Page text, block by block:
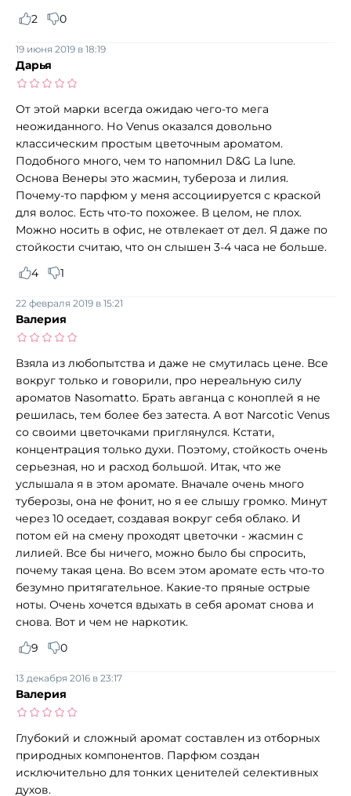
2
0
Дарья
19 июня 2019 в 18:19
От этой марки всегда ожидаю чего-то мега
неожиданного. Но Venus оказался довольно
классическим простым цветочным ароматом.
Подобного много, чем то напомнил D&G La lune.
Основа Венеры это жасмин, тубероза и лилия.
Почему-то парфюм у меня ассоциируется с краской
для волос. Есть что-то похожее. В целом, не плох.
Можно носить в офис, не отвлекает от дел. Я даже по
стойкости считаю, что он слышен 3-4 часа не больше.
4
1
Валерия
22 февраля 2019 в 15:21
Взяла из любопытства и даже не смутилась цене. Все
вокруг только и говорили, про нереальную силу
ароматов Nasomatto. Брать авганца с коноплей я не
решилась, тем более без затеста. А вот Narcotic Venus
со своими цветочками приглянулся. Кстати,
концентрация только духи. Поэтому, стойкость очень
серьезная, но и расход большой. Итак, что же
услышала я в этом аромате. Вначале очень много
туберозы, она не фонит, но я ее слышу громко. Минут
через 10 оседает, создавая вокруг себя облако. И
потом ей на смену проходят цветочки - жасмин с
лилией. Все бы ничего, можно было бы спросить,
почему такая цена. Во всем этом аромате есть что-то
безумно притягательное. Какие-то пряные острые
ноты. Очень хочется вдыхать в себя аромат снова и
снова. Вот и чем не наркотик.
9
0
Валерия
13 декабря 2016 в 23:17
Глубокий и сложный аромат составлен из отборных
природных компонентов. Парфюм создан
исключительно для тонких ценителей селективных
духов.